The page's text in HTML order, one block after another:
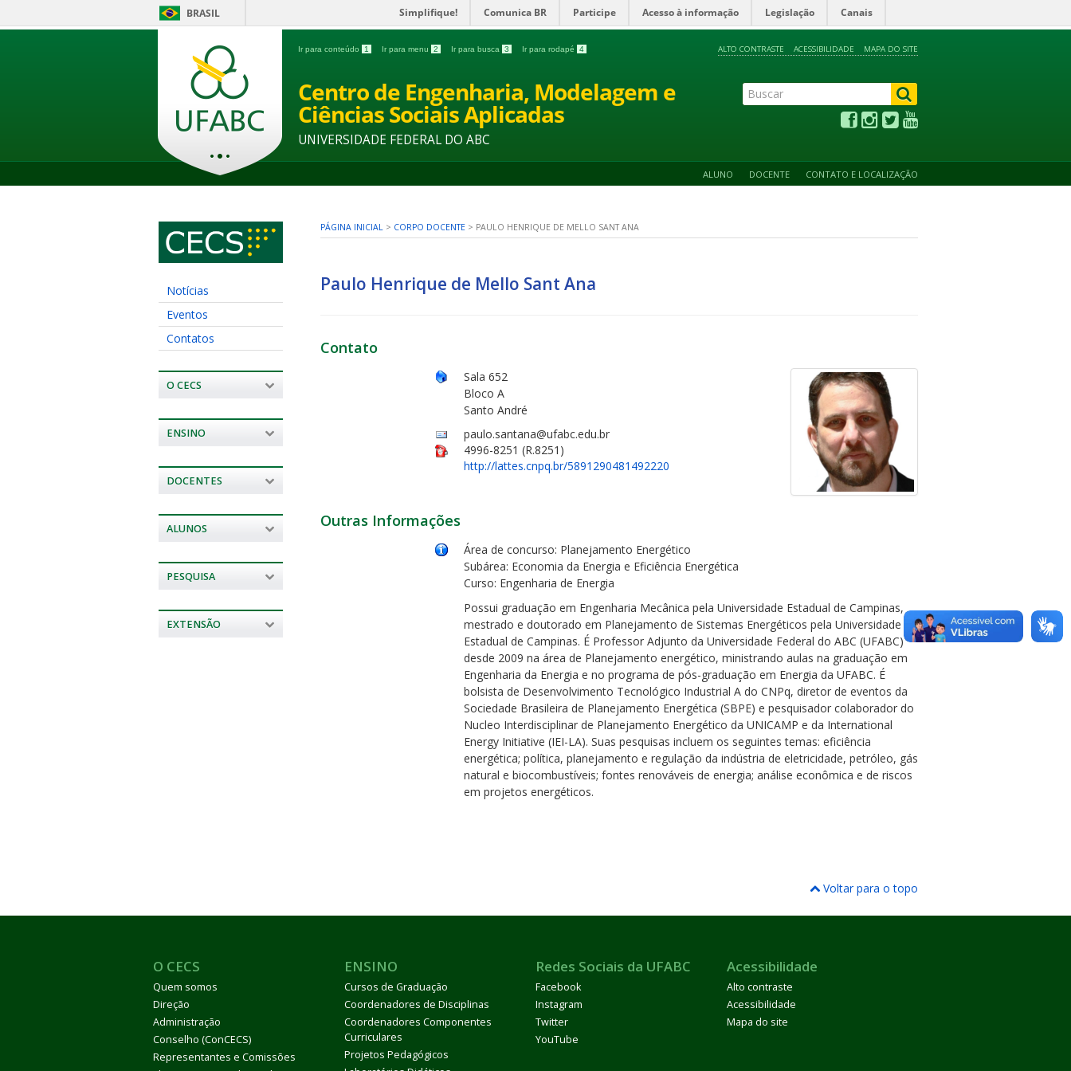
BRASIL Simplifique! Comunica BR Participe Acesso à informação Legislação Canais
Ir para conteúdo 1 Ir para menu 2 Ir para busca 3 Ir para rodapé 4 ALTO CONTRASTE ACESSIBILIDADE MAPA DO SITE
Centro de Engenharia, Modelagem e
Ciências Sociais Aplicadas
UNIVERSIDADE FEDERAL DO ABC
ALUNO DOCENTE CONTATO E LOCALIZAÇÃO
Notícias
Eventos
Contatos
O CECS
ENSINO
DOCENTES
ALUNOS
PESQUISA
EXTENSÃO
PÁGINA INICIAL > CORPO DOCENTE > PAULO HENRIQUE DE MELLO SANT ANA
Paulo Henrique de Mello Sant Ana
Contato
Sala 652
Bloco A
Santo André
paulo.santana@ufabc.edu.br
4996-8251 (R.8251)
http://lattes.cnpq.br/5891290481492220
Outras Informações
Área de concurso: Planejamento Energético
Subárea: Economia da Energia e Eficiência Energética
Curso: Engenharia de Energia
Possui graduação em Engenharia Mecânica pela Universidade Estadual de Campinas,
mestrado e doutorado em Planejamento de Sistemas Energéticos pela Universidade
Estadual de Campinas. É Professor Adjunto da Universidade Federal do ABC (UFABC)
desde 2009 na área de Planejamento energético, ministrando aulas na graduação em
Engenharia da Energia e no programa de pós-graduação em Energia da UFABC. É
bolsista de Desenvolvimento Tecnológico Industrial A do CNPq, diretor de eventos da
Sociedade Brasileira de Planejamento Energética (SBPE) e pesquisador colaborador do
Nucleo Interdisciplinar de Planejamento Energético da UNICAMP e da International
Energy Initiative (IEI-LA). Suas pesquisas incluem os seguintes temas: eficiência
energética; política, planejamento e regulação da indústria de eletricidade, petróleo, gás
natural e biocombustíveis; fontes renováveis de energia; análise econômica e de riscos
em projetos energéticos.
Voltar para o topo
O CECS
Quem somos
Direção
Administração
Conselho (ConCECS)
Representantes e Comissões
ENSINO
Cursos de Graduação
Coordenadores de Disciplinas
Coordenadores Componentes
Curriculares
Projetos Pedagógicos
Redes Sociais da UFABC
Facebook
Instagram
Twitter
YouTube
Acessibilidade
Alto contraste
Acessibilidade
Mapa do site